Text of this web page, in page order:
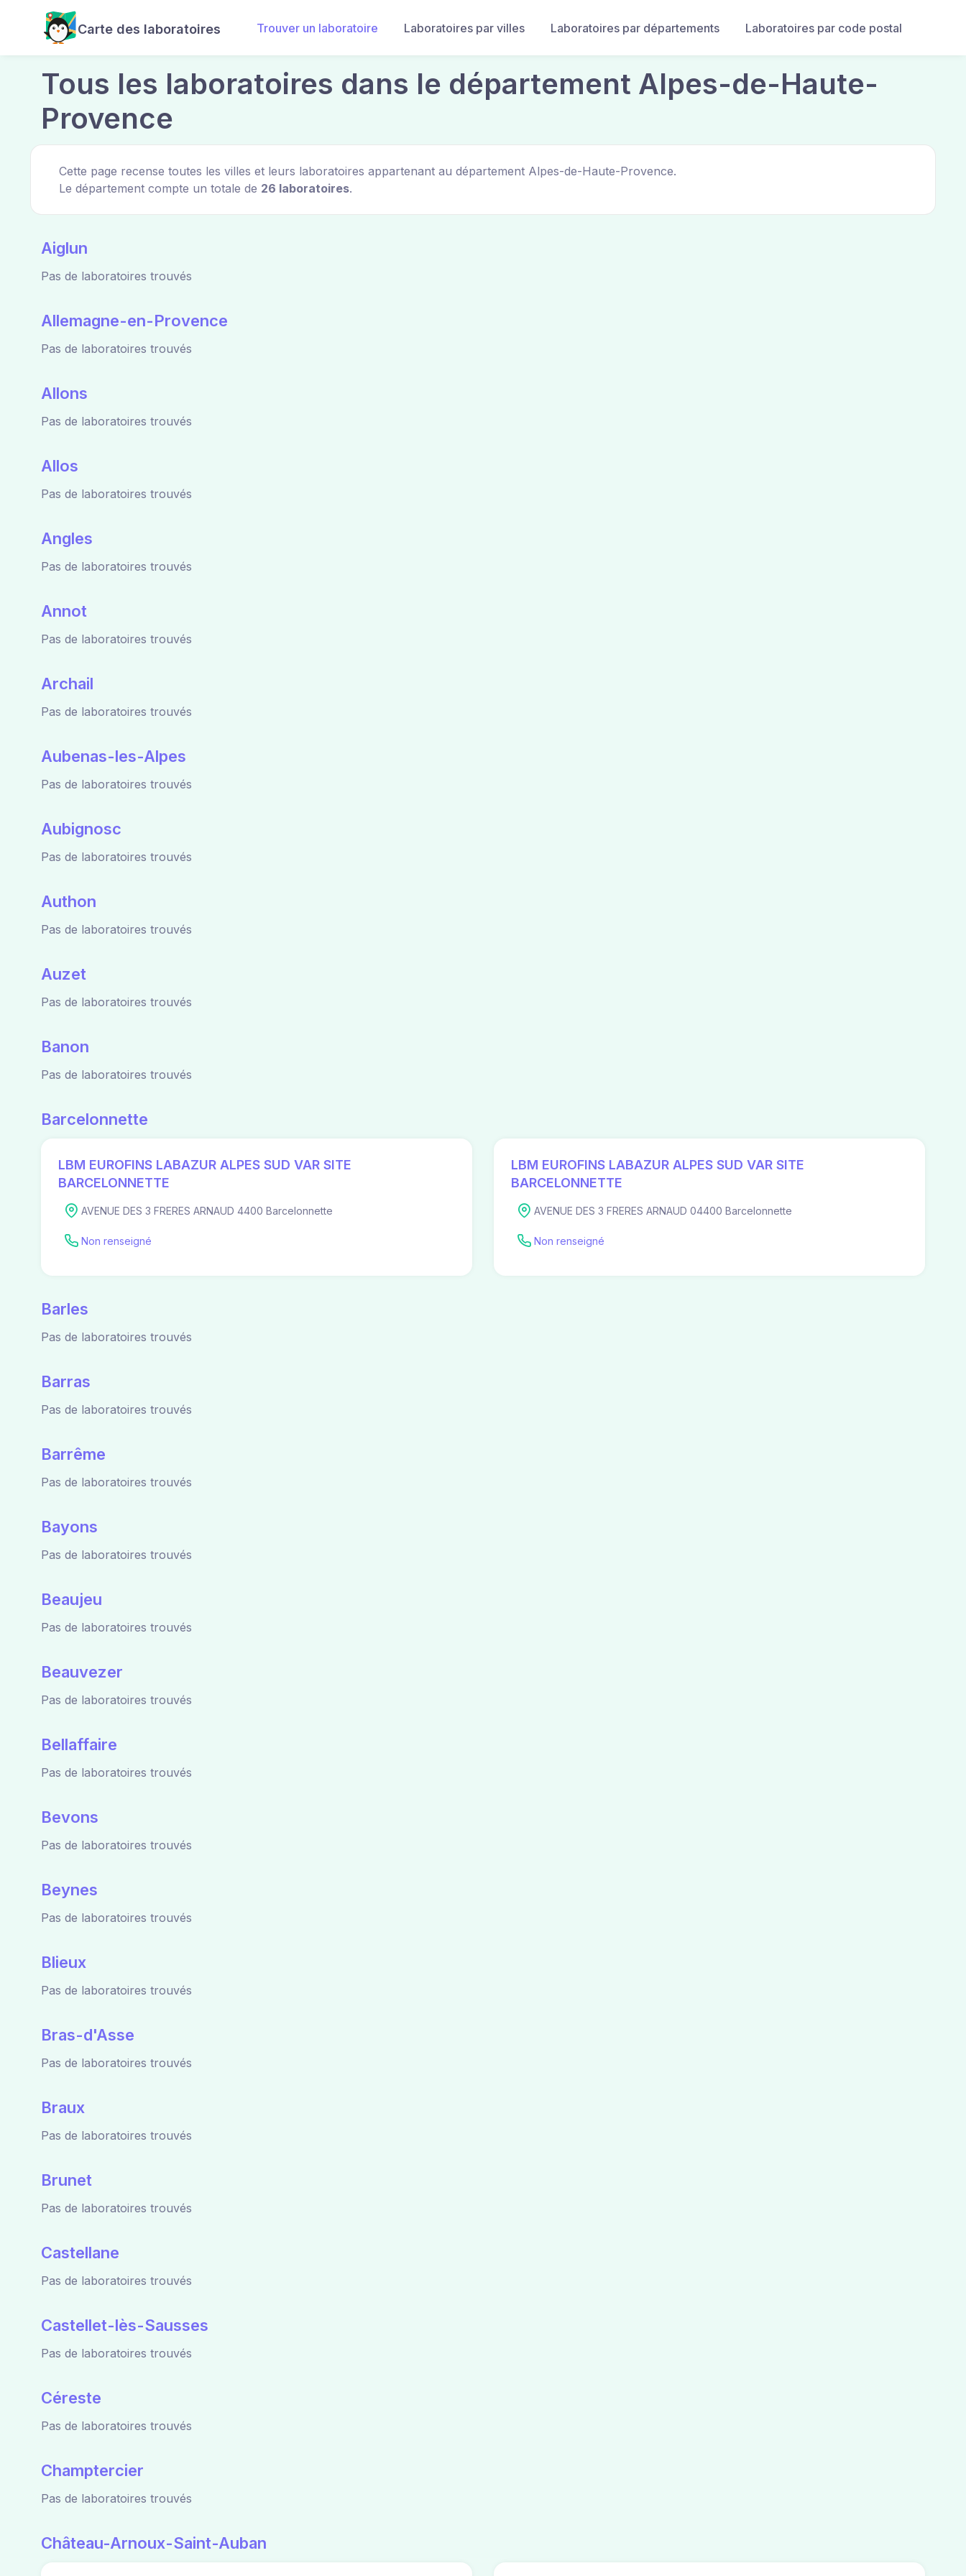
Carte des laboratoires Trouver un laboratoire Laboratoires par villes Laboratoires par départements Laboratoires par code postal
Tous les laboratoires dans le département Alpes-de-Haute-
Provence
Cette page recense toutes les villes et leurs laboratoires appartenant au département Alpes-de-Haute-Provence.
Le département compte un totale de 26 laboratoires.
Aiglun
Pas de laboratoires trouvés
Allemagne-en-Provence
Pas de laboratoires trouvés
Allons
Pas de laboratoires trouvés
Allos
Pas de laboratoires trouvés
Angles
Pas de laboratoires trouvés
Annot
Pas de laboratoires trouvés
Archail
Pas de laboratoires trouvés
Aubenas-les-Alpes
Pas de laboratoires trouvés
Aubignosc
Pas de laboratoires trouvés
Authon
Pas de laboratoires trouvés
Auzet
Pas de laboratoires trouvés
Banon
Pas de laboratoires trouvés
Barcelonnette
LBM EUROFINS LABAZUR ALPES SUD VAR SITE
BARCELONNETTE
AVENUE DES 3 FRERES ARNAUD 4400 Barcelonnette
Non renseigné
LBM EUROFINS LABAZUR ALPES SUD VAR SITE
BARCELONNETTE
AVENUE DES 3 FRERES ARNAUD 04400 Barcelonnette
Non renseigné
Barles
Pas de laboratoires trouvés
Barras
Pas de laboratoires trouvés
Barrême
Pas de laboratoires trouvés
Bayons
Pas de laboratoires trouvés
Beaujeu
Pas de laboratoires trouvés
Beauvezer
Pas de laboratoires trouvés
Bellaffaire
Pas de laboratoires trouvés
Bevons
Pas de laboratoires trouvés
Beynes
Pas de laboratoires trouvés
Blieux
Pas de laboratoires trouvés
Bras-d'Asse
Pas de laboratoires trouvés
Braux
Pas de laboratoires trouvés
Brunet
Pas de laboratoires trouvés
Castellane
Pas de laboratoires trouvés
Castellet-lès-Sausses
Pas de laboratoires trouvés
Céreste
Pas de laboratoires trouvés
Champtercier
Pas de laboratoires trouvés
Château-Arnoux-Saint-Auban